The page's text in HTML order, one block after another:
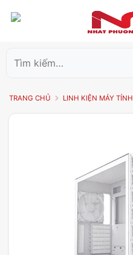
kiếm:
TRANG CHỦ LINH KIỆN MÁY TÍNH